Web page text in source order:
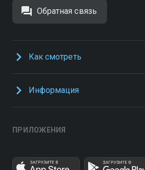
Обратная связь
Как смотреть
Информация
ПРИЛОЖЕНИЯ